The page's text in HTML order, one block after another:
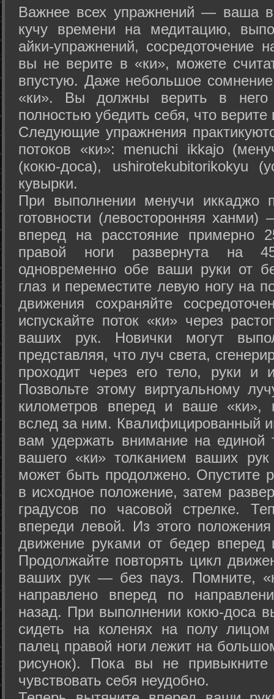
Важнее всех упражнений — ваша
кучу времени на медитацию,
айки-упражнений, сосредоточение
вы не верите в «ки», можете
впустую. Даже небольшое сомнение
«ки». Вы должны верить в
полностью убедить себя, что верите
Следующие упражнения
потоков «ки»: menuchi ikkajo
(кокю-доса), ushiro­tekubitori­kokyu
кувырки.
При выполнении менучи иккаджо
готовности (левосторонняя
вперед на расстояние примерно
правой ноги развернута на
одновременно обе ваши руки от
глаз и переместите левую ногу на
движения сохраняйте
испускайте поток «ки» через
ваших рук. Новички могут
представляя, что луч света,
проходит через его тело, руки и
Позвольте этому виртуальному
километров вперед и ваше «ки»,
вслед за ним. Квалифицированный
вам удержать внимание на единой
вашего «ки» толканием ваших
может быть продолжено. Опустите
в исходное положение, затем
градусов по часовой стрелке.
впереди левой. Из этого
движение руками от бедер вперед
Продолжайте повторять цикл
ваших рук — без пауз. Помните,
направлено вперед по
назад. При выполнении кокю-доса
сидеть на коленях на полу
палец правой ноги лежит на
рисунок). Пока вы не
чувствовать себя неудобно.